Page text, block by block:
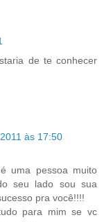
de te conhecer
às 17:50
uma pessoa muito
seu lado sou sua
pra você!!!!
para mim se vc